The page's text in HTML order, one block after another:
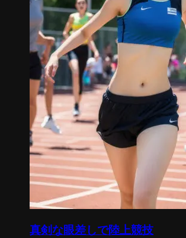
真剣な眼差しで陸上競技